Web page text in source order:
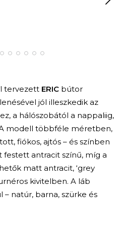
tervezett ERICbútor
jól illeszkedik az
a hálószobától a nappaliig,
modell többféle méretben,
fiókos, ajtós – és színben
antracit színű, míg a
matt antracit, ‘grey
kivitelben. A láb
natúr, barna, szürke és